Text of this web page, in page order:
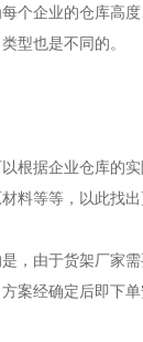
个企业的仓库高
型也是不同的。
根据企业仓库的
料等等，以此找出
，由于货架厂家
案经确定后即下